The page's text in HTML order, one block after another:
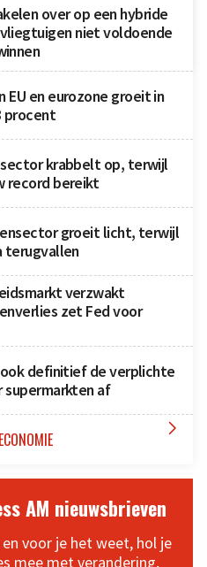
over op een hybride
niet voldoende
EU en eurozone groeit in
procent
krabbelt op, terwijl
record bereikt
groeit licht, terwijl
terugvallen
verzwakt
zet Fed voor
definitief de verplichte
supermarkten af

AM nieuwsbrieven
voor je het weet, hol je
mee met verandering,